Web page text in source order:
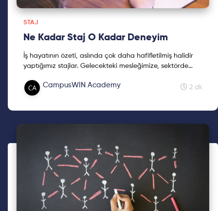
STAJ
Ne Kadar Staj O Kadar Deneyim
İş hayatının özeti, aslında çok daha hafifletilmiş halidir
yaptığımız stajlar. Gelecekteki mesleğimize, sektörde
süreçlerdir.CampusWIN Academy 2 dk